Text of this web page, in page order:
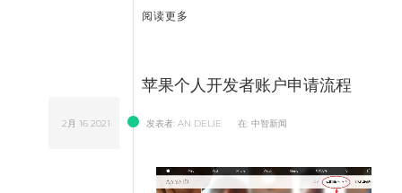
阅读更多
苹果个人开发者账户申请流程
发表者: AN DELIE 在: 中智新闻
2月 16 2021